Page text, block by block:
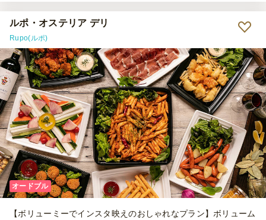
題ないと思います！
ルポ・オステリア デリ
Rupo(ルポ)
オードブル
【ボリューミーでインスタ映えのおしゃれなプラン】ボリューム